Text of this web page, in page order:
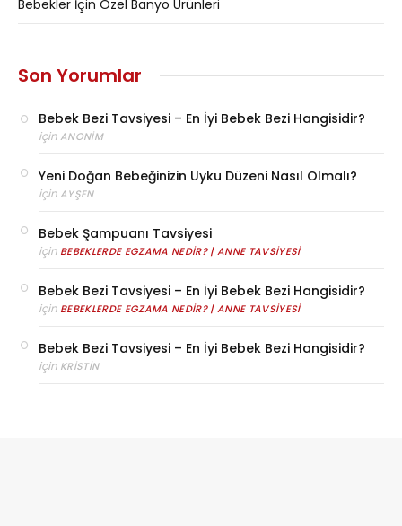
Bebekler İçin Özel Banyo Ürünleri
Son Yorumlar
Bebek Bezi Tavsiyesi – En İyi Bebek Bezi Hangisidir?
için ANONIM
Yeni Doğan Bebeğinizin Uyku Düzeni Nasıl Olmalı?
için AYŞEN
Bebek Şampuanı Tavsiyesi
için BEBEKLERDE EGZAMA NEDIR? | ANNE TAVSIYESI
Bebek Bezi Tavsiyesi – En İyi Bebek Bezi Hangisidir?
için BEBEKLERDE EGZAMA NEDIR? | ANNE TAVSIYESI
Bebek Bezi Tavsiyesi – En İyi Bebek Bezi Hangisidir?
için KRISTIN